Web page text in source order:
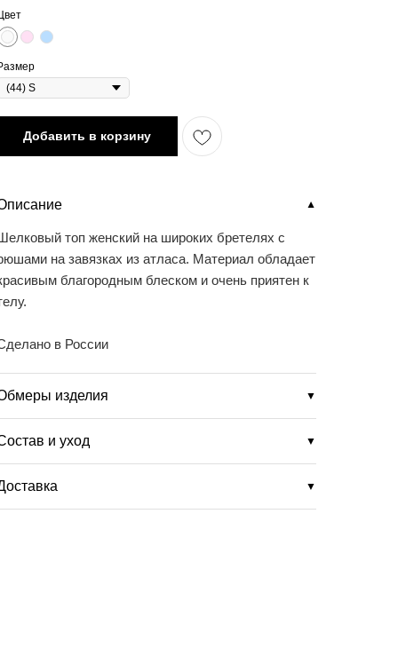
Добавить в корзину
▼
топ женский на широких бретелях с
на завязках из атласа. Материал обладает
благородным блеском и очень приятен к
в России
изделия ▼
и уход ▼
▼